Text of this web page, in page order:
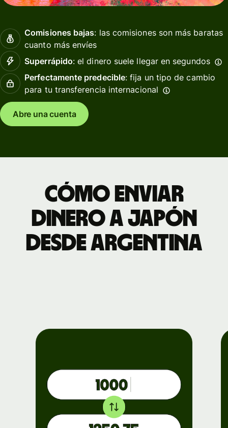
Comisiones bajas: las comisiones son más baratas
cuanto más envíes
Superrápido: el dinero suele llegar en segundos
Perfectamente predecible: fija un tipo de cambio
para tu transferencia internacional
Abre una cuenta
Cómo enviar
dinero a Japón
desde Argentina